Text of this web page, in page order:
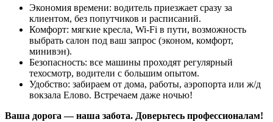
Экономия времени: водитель приезжает сразу за
клиентом, без попутчиков и расписаний.
Комфорт: мягкие кресла, Wi-Fi в пути, возможность
выбрать салон под ваш запрос (эконом, комфорт,
минивэн).
Безопасность: все машины проходят регулярный
техосмотр, водители с большим опытом.
Удобство: забираем от дома, работы, аэропорта или ж/д
вокзала Елово. Встречаем даже ночью!
Ваша дорога — наша забота. Доверьтесь профессионалам!